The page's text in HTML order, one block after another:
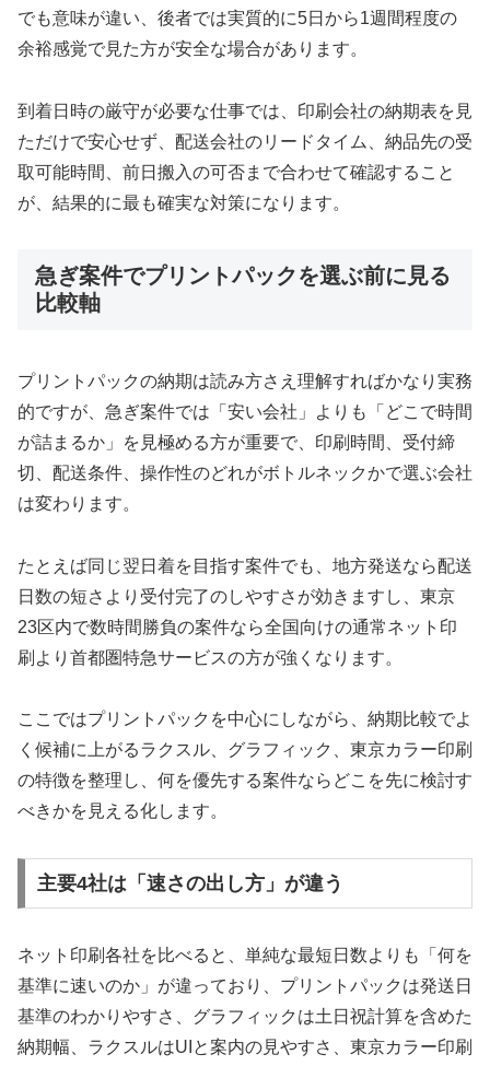
でも意味が違い、後者では実質的に5日から1週間程度の
余裕感覚で見た方が安全な場合があります。
到着日時の厳守が必要な仕事では、印刷会社の納期表を見
ただけで安心せず、配送会社のリードタイム、納品先の受
取可能時間、前日搬入の可否まで合わせて確認すること
が、結果的に最も確実な対策になります。
急ぎ案件でプリントパックを選ぶ前に見る
比較軸
プリントパックの納期は読み方さえ理解すればかなり実務
的ですが、急ぎ案件では「安い会社」よりも「どこで時間
が詰まるか」を見極める方が重要で、印刷時間、受付締
切、配送条件、操作性のどれがボトルネックかで選ぶ会社
は変わります。
たとえば同じ翌日着を目指す案件でも、地方発送なら配送
日数の短さより受付完了のしやすさが効きますし、東京
23区内で数時間勝負の案件なら全国向けの通常ネット印
刷より首都圏特急サービスの方が強くなります。
ここではプリントパックを中心にしながら、納期比較でよ
く候補に上がるラクスル、グラフィック、東京カラー印刷
の特徴を整理し、何を優先する案件ならどこを先に検討す
べきかを見える化します。
主要4社は「速さの出し方」が違う
ネット印刷各社を比べると、単純な最短日数よりも「何を
基準に速いのか」が違っており、プリントパックは発送日
基準のわかりやすさ、グラフィックは土日祝計算を含めた
納期幅、ラクスルはUIと案内の見やすさ、東京カラー印刷